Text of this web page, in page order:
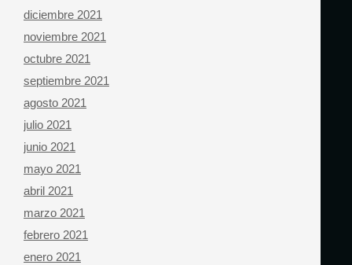
diciembre 2021
noviembre 2021
octubre 2021
septiembre 2021
agosto 2021
julio 2021
junio 2021
mayo 2021
abril 2021
marzo 2021
febrero 2021
enero 2021